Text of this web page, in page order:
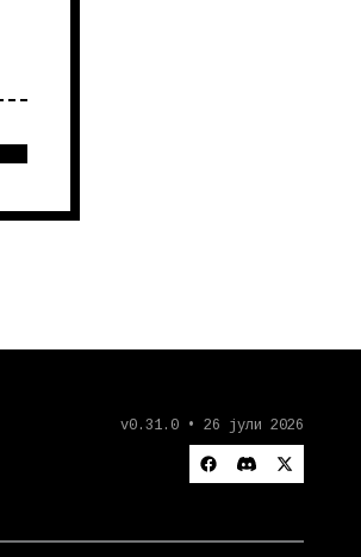
v0.31.0 • 26 јули 2026